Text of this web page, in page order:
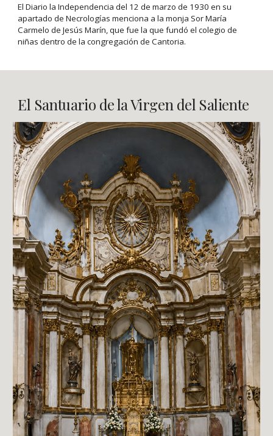
El Diario la Independencia del 12 de marzo de 1930 en su
apartado de Necrologías menciona a la monja Sor María
Carmelo de Jesús Marín, que fue la que fundó el colegio de
niñas dentro de la congregación de Cantoria.
El Santuario de la Virgen del Saliente